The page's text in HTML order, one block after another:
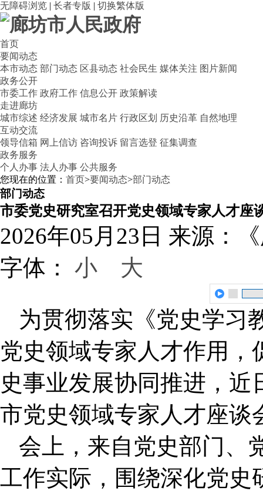
无障碍浏览 | 长者专版 | 切换繁体版
首页
要闻动态
本市动态 部门动态 区县动态 社会民生 媒体关注 图片新闻
政务公开
市委工作 政府工作 信息公开 政策解读
走进廊坊
城市综述 经济发展 城市名片 行政区划 历史沿革 自然地理
互动交流
领导信箱 网上信访 咨询投诉 留言选登 征集调查
政务服务
个人办事 法人办事 公共服务
您现在的位置： 首页>要闻动态>部门动态
部门动态
市委党史研究室召开党史领域专家人才座
2026年05月23日 来源：
字体： 小 大
为贯彻落实《党史学习
党史领域专家人才作用
史事业发展协同推进，
市党史领域专家人才座谈
会上，来自党史部门、
工作实际，围绕深化党史